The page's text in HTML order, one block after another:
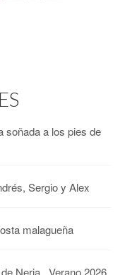
soñada a los pies de
Sergio y Alex
malagueña
Nerja . Verano 2026